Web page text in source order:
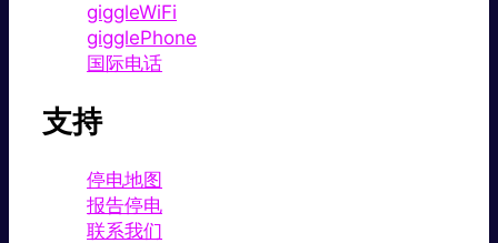
giggleWiFi
gigglePhone
国际电话
支持
停电地图
报告停电
联系我们